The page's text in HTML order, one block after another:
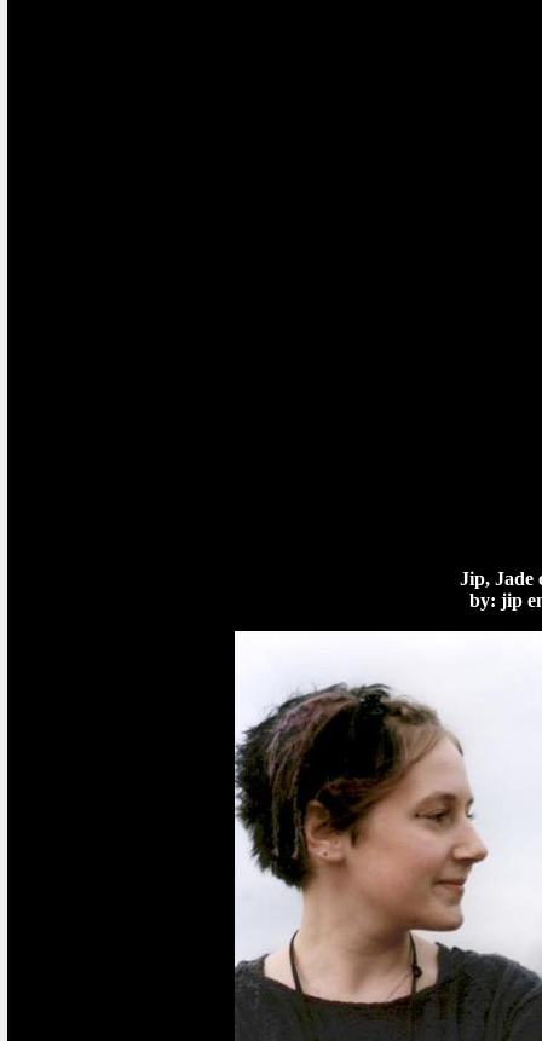
Jip, Jade
by: jip